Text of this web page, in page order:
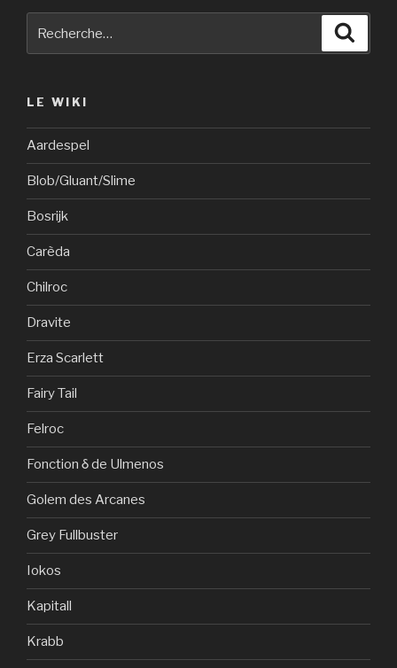
pour
LE WIKI
Aardespel
Blob/Gluant/Slime
Bosrijk
Carèda
Chilroc
Dravite
Erza Scarlett
Fairy Tail
Felroc
Fonction δ de Ulmenos
Golem des Arcanes
Grey Fullbuster
Iokos
Kapitall
Krabb